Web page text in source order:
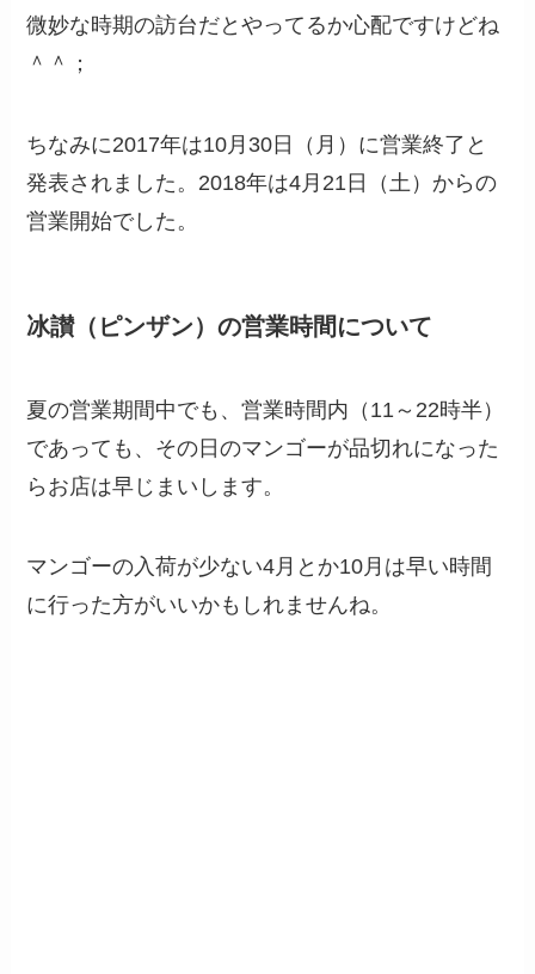
微妙な時期の訪台だとやってるか心配ですけどね
＾＾；
ちなみに2017年は10月30日（月）に営業終了と
発表されました。2018年は4月21日（土）からの
営業開始でした。
冰讃（ピンザン）の営業時間について
夏の営業期間中でも、営業時間内（11～22時半）
であっても、その日のマンゴーが品切れになった
らお店は早じまいします。
マンゴーの入荷が少ない4月とか10月は早い時間
に行った方がいいかもしれませんね。